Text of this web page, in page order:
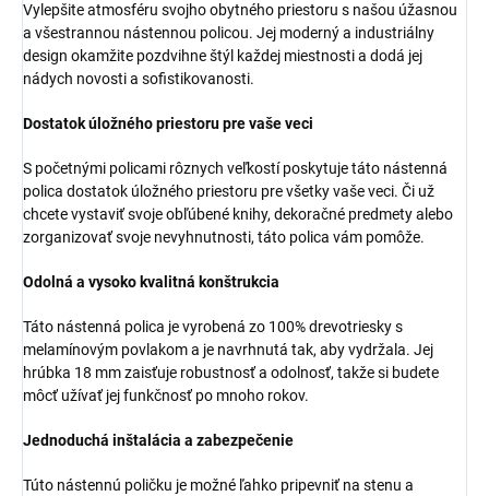
Vylepšite atmosféru svojho obytného priestoru s našou úžasnou
a všestrannou nástennou policou. Jej moderný a industriálny
design okamžite pozdvihne štýl každej miestnosti a dodá jej
nádych novosti a sofistikovanosti.
Dostatok úložného priestoru pre vaše veci
S početnými policami rôznych veľkostí poskytuje táto nástenná
polica dostatok úložného priestoru pre všetky vaše veci. Či už
chcete vystaviť svoje obľúbené knihy, dekoračné predmety alebo
zorganizovať svoje nevyhnutnosti, táto polica vám pomôže.
Odolná a vysoko kvalitná konštrukcia
Táto nástenná polica je vyrobená zo 100% drevotriesky s
melamínovým povlakom a je navrhnutá tak, aby vydržala. Jej
hrúbka 18 mm zaisťuje robustnosť a odolnosť, takže si budete
môcť užívať jej funkčnosť po mnoho rokov.
Jednoduchá inštalácia a zabezpečenie
Túto nástennú poličku je možné ľahko pripevniť na stenu a